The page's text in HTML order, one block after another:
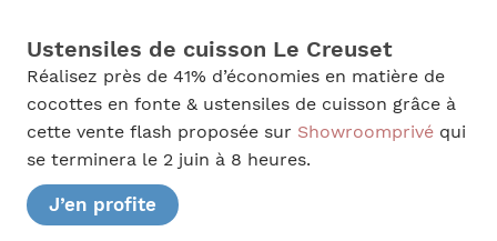
Ustensiles de cuisson Le Creuset
Réalisez près de 41% d’économies en matière de
cocottes en fonte & ustensiles de cuisson grâce à
cette vente flash proposée sur Showroomprivéqui
se terminera le 2 juin à 8 heures.
J’en profite